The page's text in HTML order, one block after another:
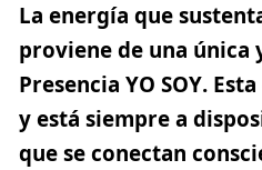
La energía que
proviene de una única
Presencia YO SOY.
y está siempre a
que se conectan